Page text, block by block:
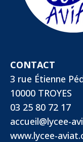
CONTACT
3 rue Étienne
10000 TROYES
03 25 80 72 17
accueil@lycee-
www.lycee-